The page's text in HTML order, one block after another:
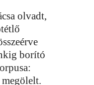
olvadt,
borító